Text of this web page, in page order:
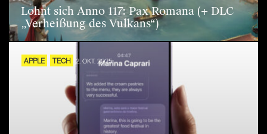
Lohnt sich Anno 117: Pax Romana (+ DLC
„Verheißung des Vulkans“)
APPLE TECH 2. OKT. 2025